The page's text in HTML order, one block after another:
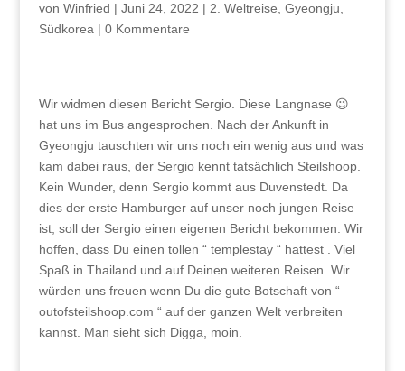
von Winfried | Juni 24, 2022 | 2. Weltreise Gyeongju
Südkorea | 0 Kommentare
Wir widmen diesen Bericht Sergio. Diese Langnase 😉
hat uns im Bus angesprochen. Nach der Ankunft in
Gyeongju tauschten wir uns noch ein wenig aus und was
kam dabei raus, der Sergio kennt tatsächlich Steilshoop.
Kein Wunder, denn Sergio kommt aus Duvenstedt. Da
dies der erste Hamburger auf unser noch jungen Reise
ist, soll der Sergio einen eigenen Bericht bekommen. Wir
hoffen, dass Du einen tollen “ templestay “ hattest . Viel
Spaß in Thailand und auf Deinen weiteren Reisen. Wir
würden uns freuen wenn Du die gute Botschaft von “
outofsteilshoop.com “ auf der ganzen Welt verbreiten
kannst. Man sieht sich Digga, moin.